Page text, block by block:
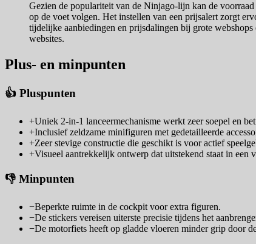
Gezien de populariteit van de Ninjago-lijn kan de
op de voet volgen. Het instellen van een prijsalert zorgt
tijdelijke aanbiedingen en prijsdalingen bij grote
websites.
Plus- en minpunten
👍 Pluspunten
+Uniek 2-in-1 lanceermechanisme werkt zeer soepel en
+Inclusief zeldzame minifiguren met gedetailleerde
+Zeer stevige constructie die geschikt is voor actief
+Visueel aantrekkelijk ontwerp dat uitstekend staat in een
👎 Minpunten
−Beperkte ruimte in de cockpit voor extra figuren.
−De stickers vereisen uiterste precisie tijdens het
−De motorfiets heeft op gladde vloeren minder grip door